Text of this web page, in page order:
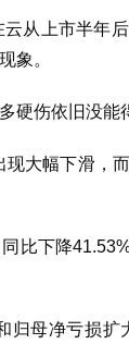
从上市半年
象。
硬伤依旧没能
大幅下滑，
比下降
归母净亏损